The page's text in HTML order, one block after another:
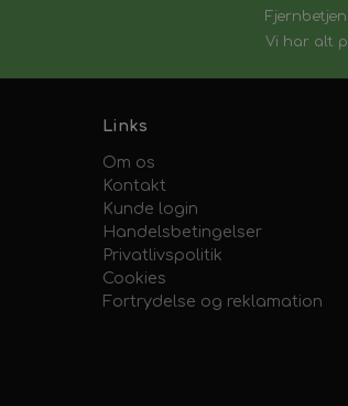
Vi har alt
Links
Om os
Kontakt
Kunde login
Handelsbetingelser
Privatlivspolitik
Cookies
Fortrydelse og reklamation